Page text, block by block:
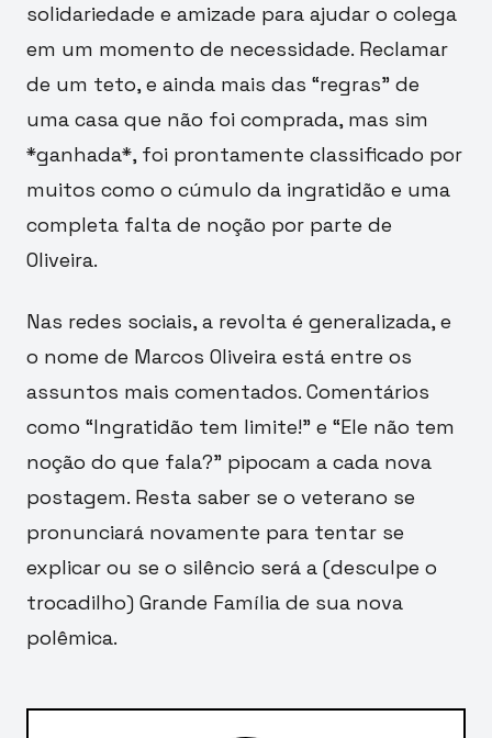
solidariedade e amizade para ajudar o colega
em um momento de necessidade. Reclamar
de um teto, e ainda mais das “regras” de
uma casa que não foi comprada, mas sim
*ganhada*, foi prontamente classificado por
muitos como o cúmulo da ingratidão e uma
completa falta de noção por parte de
Oliveira.
Nas redes sociais, a revolta é generalizada, e
o nome de Marcos Oliveira está entre os
assuntos mais comentados. Comentários
como “Ingratidão tem limite!” e “Ele não tem
noção do que fala?” pipocam a cada nova
postagem. Resta saber se o veterano se
pronunciará novamente para tentar se
explicar ou se o silêncio será a (desculpe o
trocadilho) Grande Família de sua nova
polêmica.